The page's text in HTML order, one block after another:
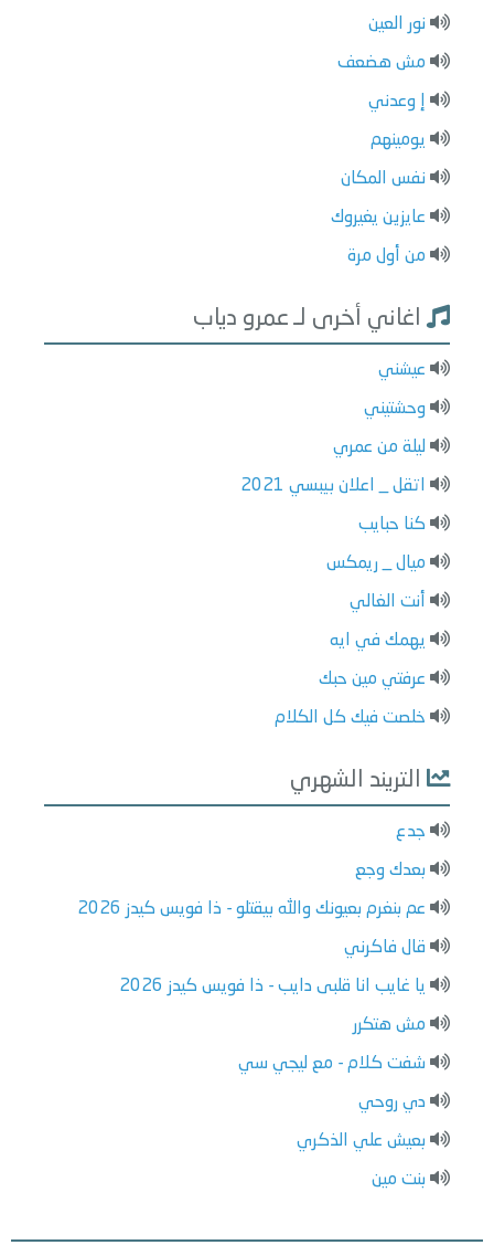
نور العين
مش هضعف
إ وعدني
يومينهم
نفس المكان
عايزين يغيروك
من أول مرة
اغاني أخرى لـ عمرو دياب
عيشني
وحشتيني
ليلة من عمري
اتقل _ اعلان بيبسي 2021
كنا حبايب
ميال _ ريمكس
أنت الغالي
يهمك في ايه
عرفتي مين حبك
خلصت فيك كل الكلام
التريند الشهري
جدع
بعدك وجع
عم بنغرم بعيونك والله بيقتلو - ذا فويس كيدز 2026
قال فاكرني
يا غايب انا قلبى دايب - ذا فويس كيدز 2026
مش هتكرر
شفت كلام - مع ليجي سي
دي روحي
بعيش علي الذكري
بنت مين